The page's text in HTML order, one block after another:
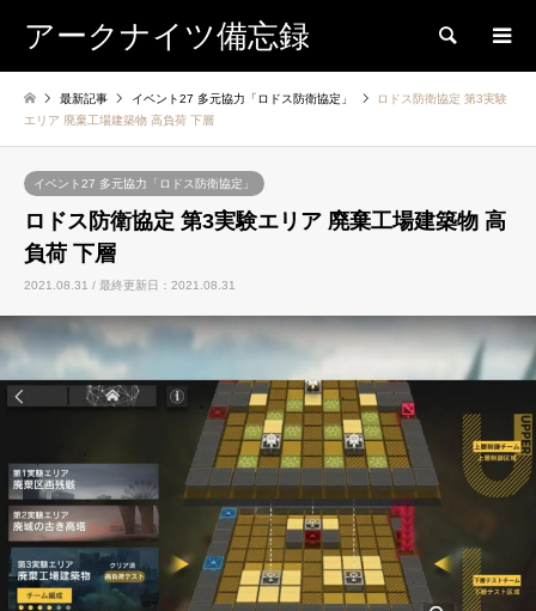
アークナイツ備忘録 検索
最新記事 イベント27 多元協力「ロドス防衛協定」
ロドス防衛協定 第3実験
エリア 廃棄工場建築物 高負荷 下層
イベント27 多元協力「ロドス防衛協定」
ロドス防衛協定 第3実験エリア 廃棄工場建築物 高
負荷 下層
2021.08.31 / 最終更新日：2021.08.31